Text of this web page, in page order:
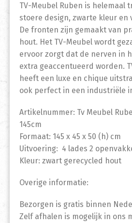
TV-Meubel Ruben is helemaal
stoere design, zwarte kleur en
De fronten zijn gemaakt van
hout. Het TV-Meubel wordt
ervoor zorgt dat de nerven in
extra geaccentueerd worden.
heeft een luxe en chique
ook perfect in een industriële
Artikelnummer: Tv Meubel
145cm
Formaat: 145 x 45 x 50 (h) cm
Uitvoering: 4 lades 2
Kleur: zwart gerecycled hout
Overige informatie:
Bezorgen is gratis binnen
Zelf afhalen is mogelijk in ons